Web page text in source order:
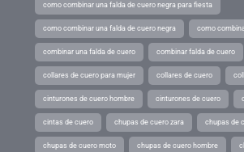
como combinar una falda de cuero negra para fiesta
como combinar una falda de cuero negra como
combinar una falda de cuero combinar falda de cuero
collares de cuero para mujer collares de cuero
cinturones de cuero hombre cinturones de cuero
cintas de cuero chupas de cuero zara chupas de
chupas de cuero moto chupas de cuero hombre